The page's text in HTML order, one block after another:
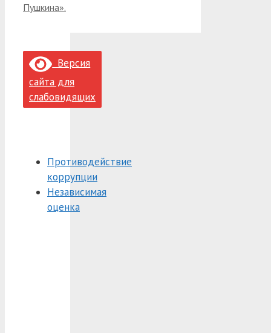
Пушкина».
Версия
сайта для
слабовидящих
Противодействие
коррупции
Независимая
оценка